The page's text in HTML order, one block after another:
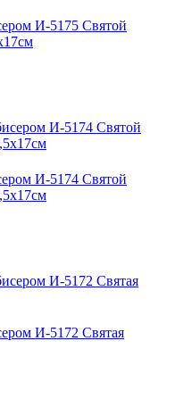
И-5175 Святой
И-5174 Святой
И-5172 Святая